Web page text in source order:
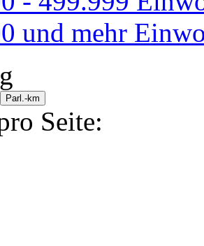
und mehr
Parl.-km
Seite: